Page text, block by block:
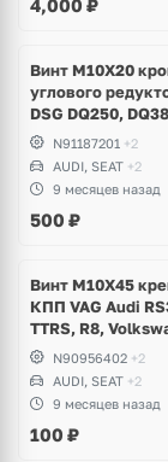
4,000 ₽
Винт M10X20
углового
DSG DQ250,
Audi A3, S3, TT,
Volkswagen Golf
Alltrack, Tiguan,
Caddy, Skoda
Karoq, Octavia A7
N91187201 +2
AUDI, SEAT +2
9 месяцев назад
500 ₽
Винт M10X45
КПП VAG Audi
TTRS, R8,
Skoda, Seat,
N90956402 +2
AUDI, SEAT +2
9 месяцев назад
100 ₽